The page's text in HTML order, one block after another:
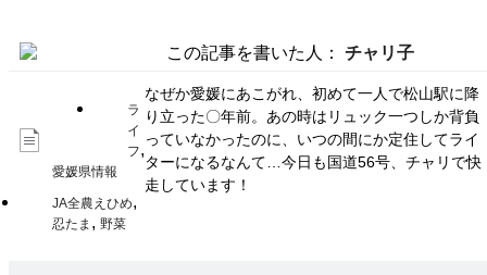
この記事を書いた人： チャリ子
なぜか愛媛にあこがれ、初めて一人で松山駅に降
り立った〇年前。あの時はリュック一つしか背負
っていなかったのに、いつの間にか定住してライ
ターになるなんて…今日も国道56号、チャリで快
走しています！
ラ
イ
フ,
愛媛県情報
JA全農えひめ,
忍たま , 野菜